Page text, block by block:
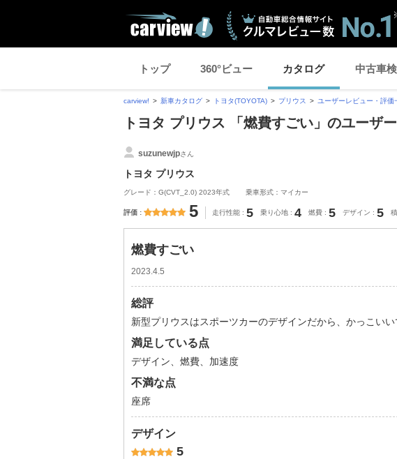
トップ 360°ビュー カタログ 中古車
carview! 新車カタログ トヨタ(TOYOTA) プリウス ユーザーレビュー・評価
トヨタ プリウス 「燃費すごい」のユーザ
suzunewjpさん
トヨタ プリウス
グレード：G(CVT_2.0) 2023年式 乗車形式：マイカー
評価 5 走行性能 5 乗り心地 4 燃費 5 デザイン 5
燃費すごい
2023.4.5
総評
新型プリウスはスポーツカーのデザインだから、かっこいい
満足している点
デザイン、燃費、加速度
不満な点
座席
デザイン
5